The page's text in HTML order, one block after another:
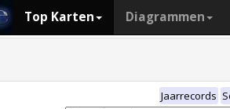
Top Karten Diagrammen
Jaarrecords